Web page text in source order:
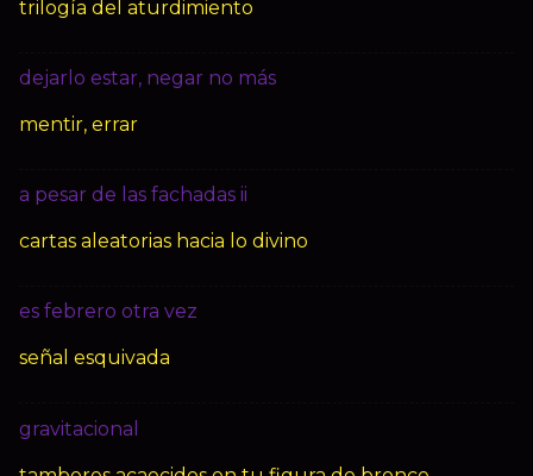
trilogía del aturdimiento
dejarlo estar, negar no más
mentir, errar
a pesar de las fachadas ii
cartas aleatorias hacia lo divino
es febrero otra vez
señal esquivada
gravitacional